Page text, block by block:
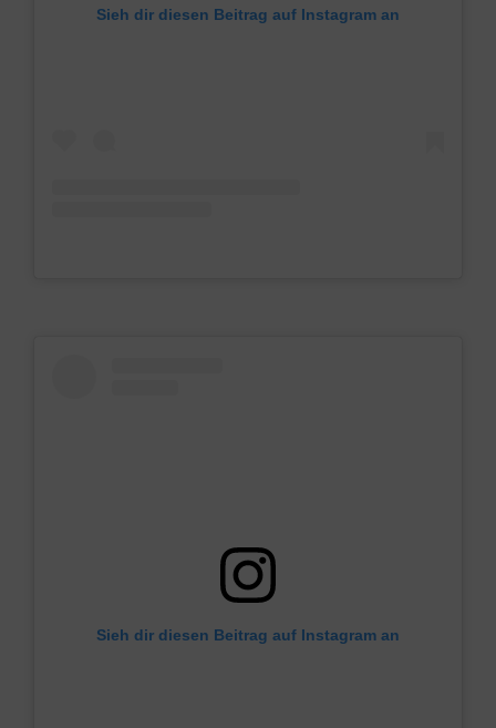
Sieh dir diesen Beitrag auf Instagram an
Sieh dir diesen Beitrag auf Instagram an